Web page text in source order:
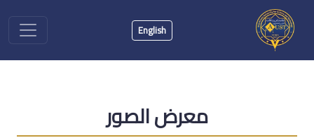
English
معرض الصور